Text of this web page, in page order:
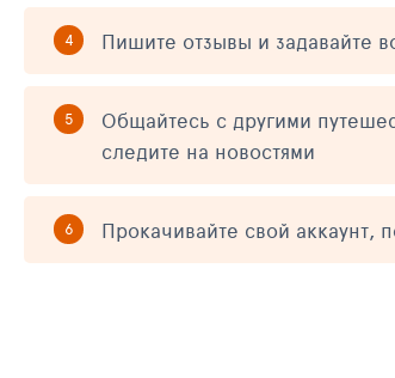
Пишите отзывы и задавайте
Общайтесь с другими
следите на новостями
Прокачивайте свой аккаунт,